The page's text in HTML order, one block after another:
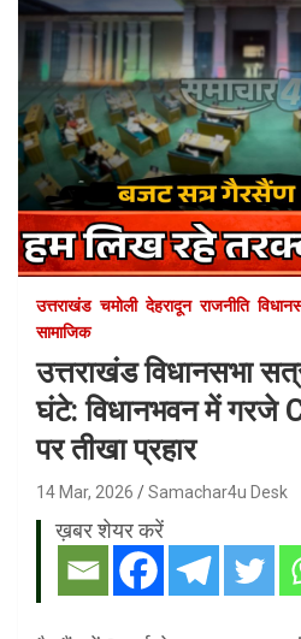
उत्तराखंड चमोली देहरादून राजनीति
सामाजिक
उत्तराखंड विधानसभा
घंटे: विधानभवन में गरजे
पर तीखा प्रहार
14 Mar, 2026 Samachar4u Desk
ख़बर शेयर करें